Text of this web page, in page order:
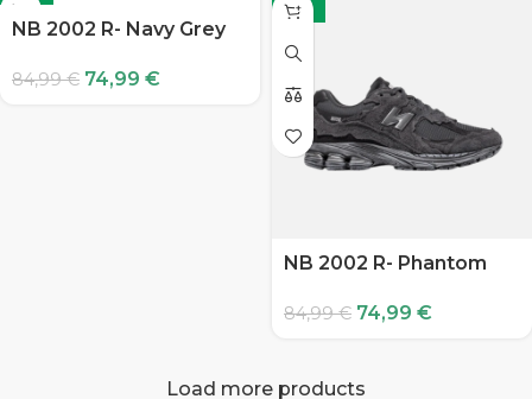
-12%
NB 2002 R- Navy Grey
84,99€ 74,99 €
-12%
NB 2002 R- Phantom
84,99€ 74,99 €
Load more products